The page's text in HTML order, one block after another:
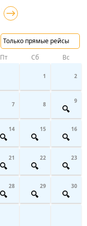
Только прямые рейсы
Пт Сб Вс
1 2
7 8 9
14 15 16
21 22 23
28 29 30